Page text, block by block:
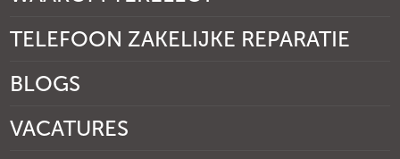
TELEFOON ZAKELIJKE REPARATIE
BLOGS
VACATURES